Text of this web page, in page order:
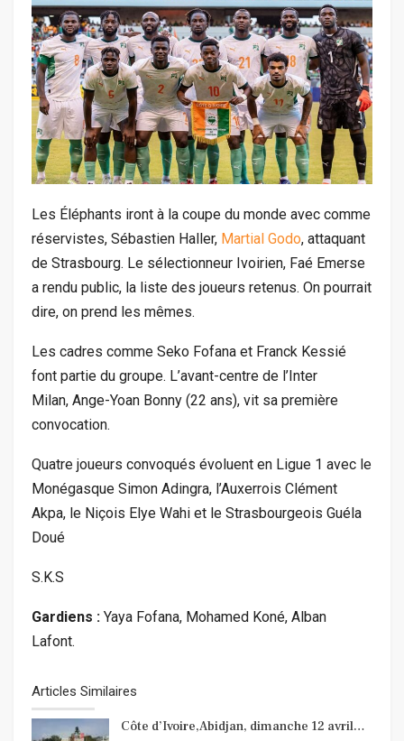
Les Éléphants iront à la coupe du monde avec comme
réservistes, Sébastien Haller, Martial Godo, attaquant
de Strasbourg. Le sélectionneur Ivoirien, Faé Emerse
a rendu public, la liste des joueurs retenus. On pourrait
dire, on prend les mêmes.
Les cadres comme Seko Fofana et Franck Kessié
font partie du groupe. L’avant-centre de l’Inter
Milan, Ange-Yoan Bonny (22 ans), vit sa première
convocation.
Quatre joueurs convoqués évoluent en Ligue 1 avec le
Monégasque Simon Adingra, l’Auxerrois Clément
Akpa, le Niçois Elye Wahi et le Strasbourgeois Guéla
Doué
S.K.S
Gardiens : Yaya Fofana, Mohamed Koné, Alban
Lafont.
Articles Similaires
Côte d’Ivoire,Abidjan, dimanche 12 avril…